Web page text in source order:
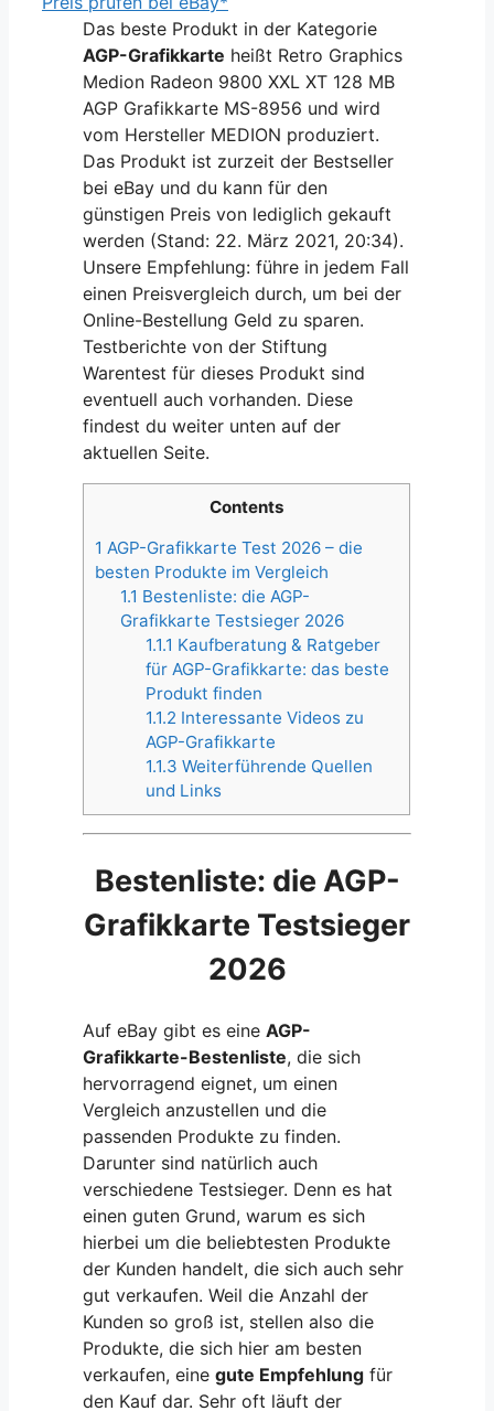
Das beste Produkt in der Kategorie
AGP-Grafikkarte heißt Retro Graphics
Medion Radeon 9800 XXL XT 128 MB
AGP Grafikkarte MS-8956 und wird
vom Hersteller MEDION produziert.
Das Produkt ist zurzeit der Bestseller
bei eBay und du kann für den
günstigen Preis von lediglich gekauft
werden (Stand: 22. März 2021, 20:34).
Unsere Empfehlung: führe in jedem Fall
einen Preisvergleich durch, um bei der
Online-Bestellung Geld zu sparen.
Testberichte von der Stiftung
Warentest für dieses Produkt sind
eventuell auch vorhanden. Diese
findest du weiter unten auf der
aktuellen Seite.
Contents
1 AGP-Grafikkarte Test 2026 – die
besten Produkte im Vergleich
1.1 Bestenliste: die AGP-
Grafikkarte Testsieger 2026
1.1.1 Kaufberatung & Ratgeber
für AGP-Grafikkarte: das beste
Produkt finden
1.1.2 Interessante Videos zu
AGP-Grafikkarte
1.1.3 Weiterführende Quellen
und Links
Bestenliste: die AGP-
Grafikkarte Testsieger
2026
Auf eBay gibt es eineAGP-
Grafikkarte-Bestenliste, die sich
hervorragend eignet, um einen
Vergleich anzustellen und die
passenden Produkte zu finden.
Darunter sind natürlich auch
verschiedene Testsieger. Denn es hat
einen guten Grund, warum es sich
hierbei um die beliebtesten Produkte
der Kunden handelt, die sich auch sehr
gut verkaufen. Weil die Anzahl der
Kunden so groß ist, stellen also die
Produkte, die sich hier am besten
verkaufen, einegute Empfehlung für
den Kauf dar. Sehr oft läuft der